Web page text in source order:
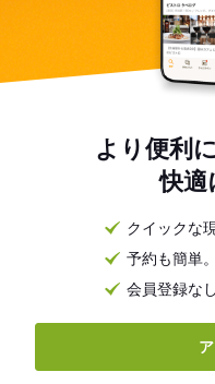
より便利
快適
クイックな
予約も簡単
会員登録な